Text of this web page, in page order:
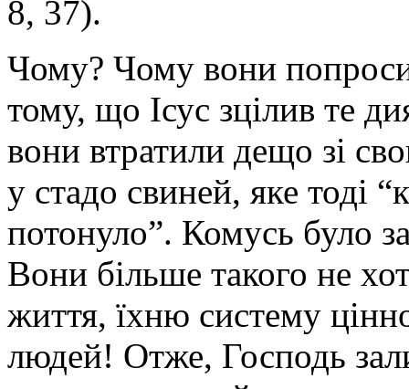
8, 37).
Чому? Чому вони
тому, що Ісус зцілив те
вони втратили дещо зі
у стадо свиней, яке тоді
потонуло”. Комусь було
Вони більше такого не
життя, їхню систему
людей! Отже, Господь